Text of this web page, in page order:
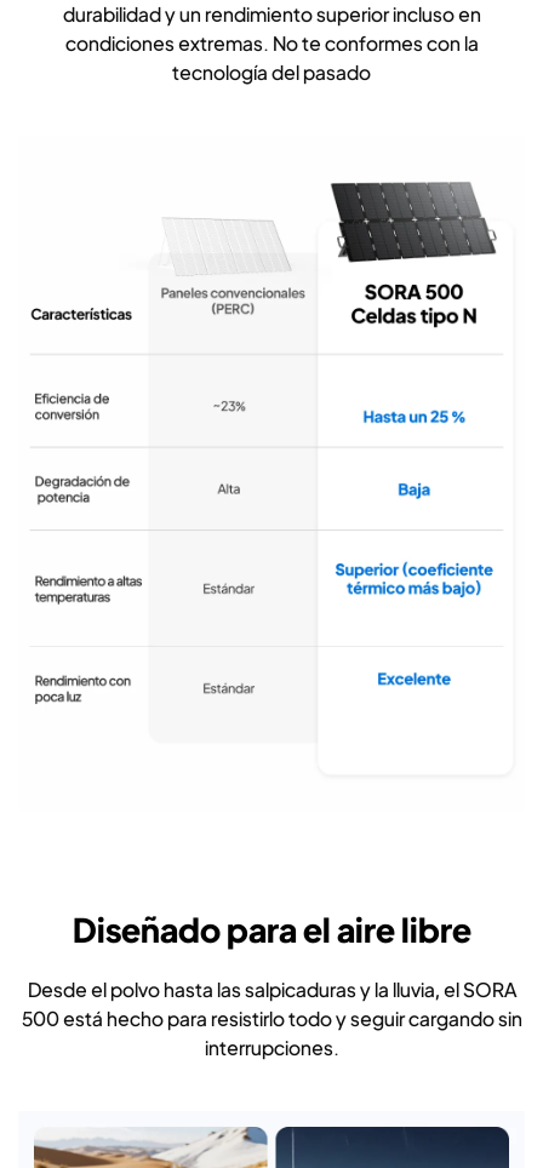
durabilidad y un rendimiento superior incluso en
condiciones extremas. No te conformes con la
tecnología del pasado
Diseñado para el aire libre
Desde el polvo hasta las salpicaduras y la lluvia, el SORA
500 está hecho para resistirlo todo y seguir cargando sin
interrupciones.